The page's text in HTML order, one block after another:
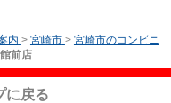
内 > 宮崎市 > 宮崎市のコンビニ
前店
に戻る